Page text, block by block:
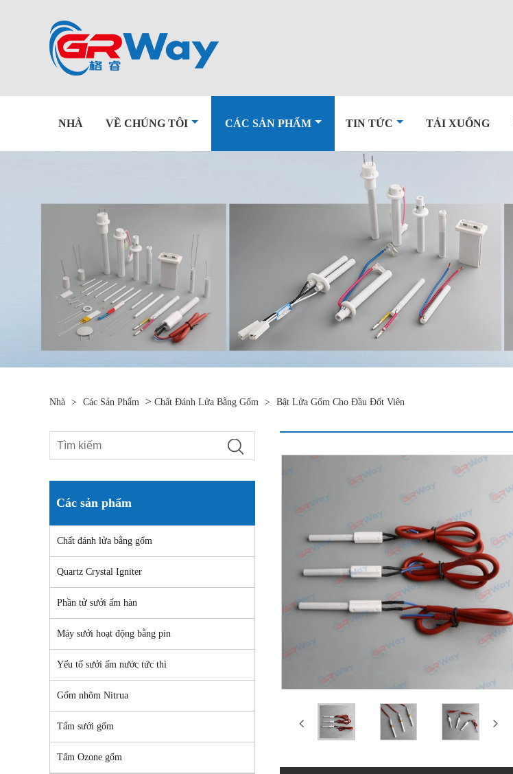
NHÀ VỀ CHÚNG TÔI CÁC SẢN PHẨM TIN TỨC TẢI XUỐNG
Nhà > Các Sản Phẩm > Chất Đánh Lửa Bằng Gốm > Bật Lửa Gốm Cho Đầu Đốt Viên
Các sản phẩm
Chất đánh lửa bằng gốm
Quartz Crystal Igniter
Phần tử sưởi ấm hàn
Máy sưởi hoạt động bằng pin
Yếu tố sưởi ấm nước tức thì
Gốm nhôm Nitrua
Tấm sưởi gốm
Tấm Ozone gốm